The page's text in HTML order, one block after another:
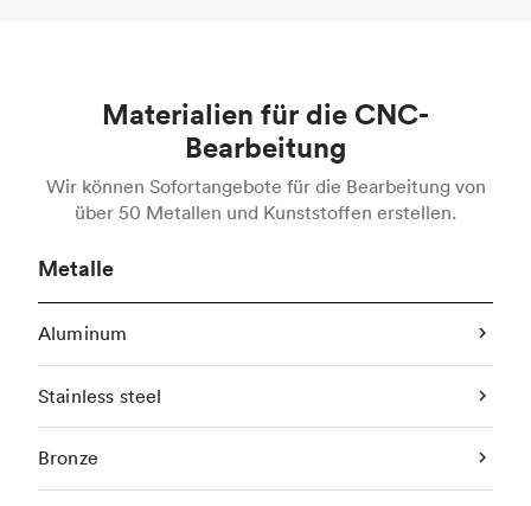
Materialien für die CNC-
Bearbeitung
Wir können Sofortangebote für die Bearbeitung von
über 50 Metallen und Kunststoffen erstellen.
Metalle
Aluminum
Stainless steel
Bronze